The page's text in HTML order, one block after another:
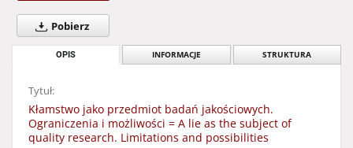
Pobierz
OPIS INFORMACJE STRUKTURA
Tytuł:
Kłamstwo jako przedmiot badań jakościowych.
Ograniczenia i możliwości = A lie as the subject of
quality research. Limitations and possibilities